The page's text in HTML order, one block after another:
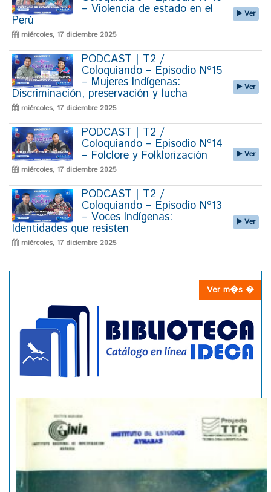
– Violencia de estado en el
Perú
miércoles, 17 diciembre 2025
Ver
PODCAST | T2 /
Coloquiando – Episodio Nº15
– Mujeres Indígenas:
Discriminación, preservación y lucha
miércoles, 17 diciembre 2025
Ver
PODCAST | T2 /
Coloquiando – Episodio Nº14
– Folclore y Folklorización
miércoles, 17 diciembre 2025
Ver
PODCAST | T2 /
Coloquiando – Episodio Nº13
– Voces Indígenas:
Identidades que resisten
miércoles, 17 diciembre 2025
Ver
Ver m�s �